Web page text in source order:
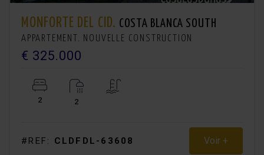
MONFORTE DEL CID. COSTA BLANCA SOUTH
APPARTEMENT. NOUVELLE CONSTRUCTION
€ 325.000
2 2
#REF: CLDFDL-63608 Voir +